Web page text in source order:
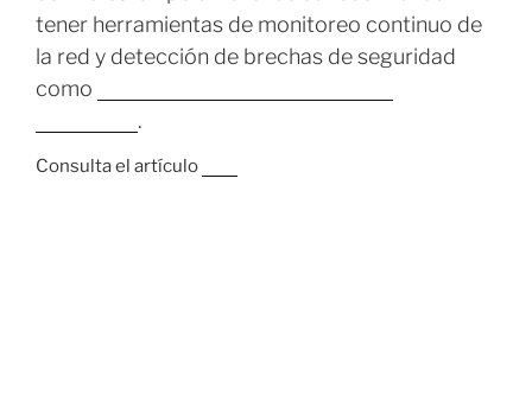
tener herramientas de monitoreo continuo de
la red y detección de brechas de seguridad
como
.
Consulta el artículo